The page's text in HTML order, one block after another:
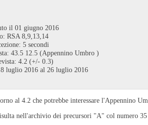
il 01 giugno 2016
RSA 8,9,13,14
5 secondi
43.5 12.5 (Appennino Umbro )
4.2 (+/- 0.3)
luglio 2016 al 26 luglio 2016
al 4.2 che potrebbe interessare l'Appennino
nell'archivio dei precursori "A" col numero